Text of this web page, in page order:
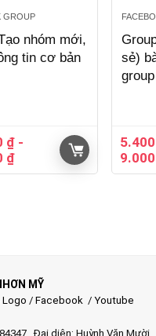
GROUP
nhóm mới,
tin cơ bản
₫ -
₫
sẻ)
5.400
9.000
MỸ
Logo / Facebook / Youtube
Đại diện: Huỳnh Văn Mười